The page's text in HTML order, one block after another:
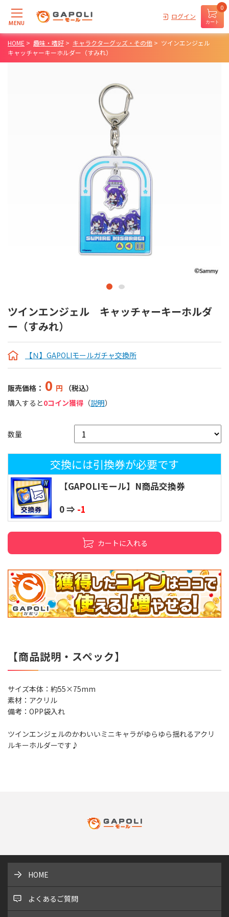
MENU
ログイン
カート
0
HOME > 趣味・嗜好 > キャラクターグッズ・その他 > ツインエンジェル
キャッチャーキーホルダー（すみれ）
ツインエンジェル キャッチャーキーホルダ
ー（すみれ）
【Ｎ】GAPOLIモールガチャ交換所
販売価格： 0 円
（税込）
購入すると0コイン獲得 （説明）
数量
交換には引換券が必要です
【GAPOLIモール】N商品交換券
0 ⇒ -1
カートに入れる
【商品説明・スペック】
サイズ本体：約55×75mm
素材：アクリル
備考：OPP袋入れ
ツインエンジェルのかわいいミニキャラがゆらゆら揺れるアクリ
ルキーホルダーです♪
HOME
よくあるご質問